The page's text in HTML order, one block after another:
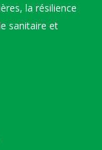
la résilience
sanitaire et